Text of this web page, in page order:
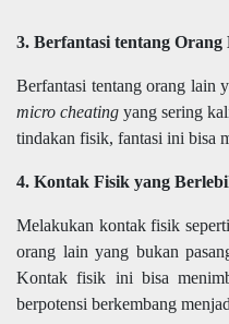
3. Berfantasi tentang Orang
Berfantasi tentang orang lain
micro cheating yang sering
tindakan fisik, fantasi ini bisa
4. Kontak Fisik yang
Melakukan kontak fisik
orang lain yang bukan
Kontak fisik ini bisa
berpotensi berkembang